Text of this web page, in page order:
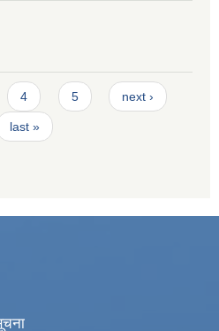
4 5 next ›
last »